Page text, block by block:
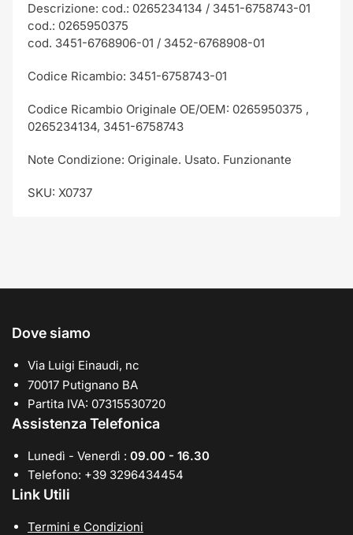
Descrizione: cod.: 0265234134 / 3451-6758743-01
cod.: 0265950375
cod. 3451-6768906-01 / 3452-6768908-01
Codice Ricambio: 3451-6758743-01
Codice Ricambio Originale OE/OEM: 0265950375 ,
0265234134, 3451-6758743
Note Condizione: Originale. Usato. Funzionante
SKU: X0737
Dove siamo
Via Luigi Einaudi, nc
70017 Putignano BA
Partita IVA: 07315530720
Assistenza Telefonica
Lunedì - Venerdì : 09.00 - 16.30
Telefono: +39 3296434454
Link Utili
Termini e Condizioni